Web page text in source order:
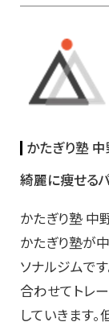
かたぎり塾
綺麗に痩せる
かたぎり塾 中
かたぎり塾が
ソナルジムで
合わせてトレ
していきます